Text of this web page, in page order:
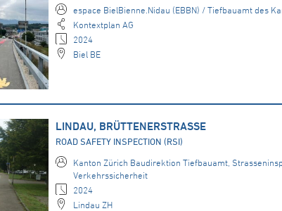
espace BielBienne.Nidau (EBBN) / Tiefbauamt des
Kontextplan AG
2024
Biel BE
LINDAU, BRÜTTENERSTRASSE
ROAD SAFETY INSPECTION (RSI)
Kanton Zürich Baudirektion Tiefbauamt,
Verkehrssicherheit
2024
Lindau ZH